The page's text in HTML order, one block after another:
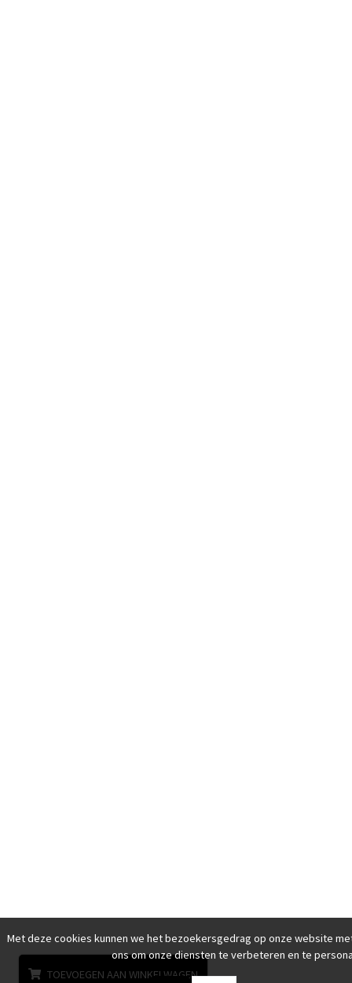
TOEVOEGEN AAN WINKELWAGEN
Met deze cookies kunnen we het bezoekersgedrag op onze website
ons om onze diensten te verbeteren en te